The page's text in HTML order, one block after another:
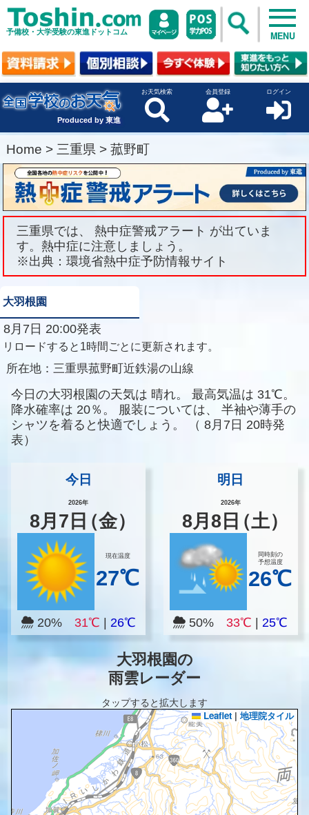
予備校・大学受験の東進ドットコム MENU
Produced by 東進
お天気検索 会員登録 ログイン
Home > 三重県 > 菰野町
三重県では、 熱中症警戒アラート が出ていま
す。熱中症に注意しましょう。
※出典：環境省熱中症予防情報サイト
大羽根園
8月7日 20:00発表
リロードすると1時間ごとに更新されます。
所在地： 三重県菰野町近鉄湯の山線
今日の大羽根園の天気は 晴れ。 最高気温は 31℃。
降水確率は 20％。 服装については、
半袖や薄手の
シャツを着ると快適でしょう。
（ 8月7日 20時発
表）
今日
2026年
8月 7 日（金）
現在温度
27℃
20% 31℃ 26℃
明日
2026年
8月8 日（土）
同時刻の
予想温度
26℃
50%33℃ |25℃
大羽根園の
雨雲レーダー
タップすると拡大します
Leaflet | 地理院タイル